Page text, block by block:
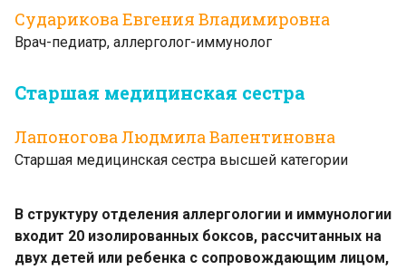
Сударикова Евгения Владимировна
Врач-педиатр, аллерголог-иммунолог
Старшая медицинская сестра
Лапоногова Людмила Валентиновна
Старшая медицинская сестра высшей категории
В структуру отделения аллергологии и иммунологии
входит 20 изолированных боксов, рассчитанных на
двух детей или ребенка с сопровождающим лицом,